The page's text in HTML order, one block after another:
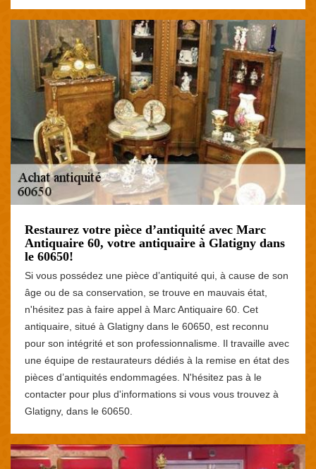
Restaurez votre pièce d’antiquité avec Marc
Antiquaire 60, votre antiquaire à Glatigny dans
le 60650!
Si vous possédez une pièce d’antiquité qui, à cause de son
âge ou de sa conservation, se trouve en mauvais état,
n'hésitez pas à faire appel à Marc Antiquaire 60. Cet
antiquaire, situé à Glatigny dans le 60650, est reconnu
pour son intégrité et son professionnalisme. Il travaille avec
une équipe de restaurateurs dédiés à la remise en état des
pièces d’antiquités endommagées. N'hésitez pas à le
contacter pour plus d'informations si vous vous trouvez à
Glatigny, dans le 60650.